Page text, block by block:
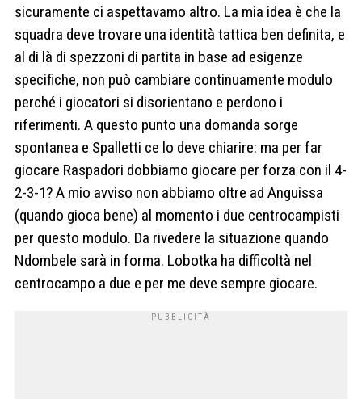
sicuramente ci aspettavamo altro. La mia idea è che la
squadra deve trovare una identità tattica ben definita, e
al di là di spezzoni di partita in base ad esigenze
specifiche, non può cambiare continuamente modulo
perché i giocatori si disorientano e perdono i
riferimenti. A questo punto una domanda sorge
spontanea e Spalletti ce lo deve chiarire: ma per far
giocare Raspadori dobbiamo giocare per forza con il 4-
2-3-1? A mio avviso non abbiamo oltre ad Anguissa
(quando gioca bene) al momento i due centrocampisti
per questo modulo. Da rivedere la situazione quando
Ndombele sarà in forma. Lobotka ha difficoltà nel
centrocampo a due e per me deve sempre giocare.